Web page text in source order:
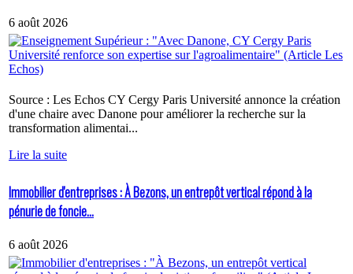
6 août 2026
Source : Les Echos CY Cergy Paris Université annonce la création
d'une chaire avec Danone pour améliorer la recherche sur la
transformation alimentai...
Lire la suite
Immobilier d'entreprises : À Bezons, un entrepôt vertical répond à la
pénurie de foncie...
6 août 2026